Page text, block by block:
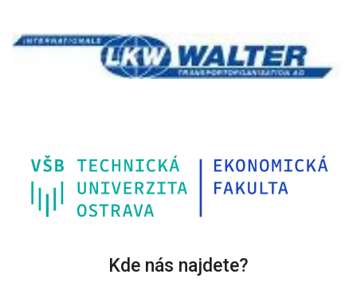
Kde nás najdete?